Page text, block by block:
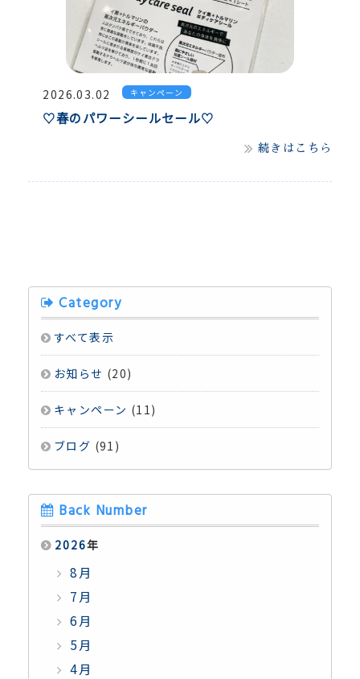
2026.03.02 キャンペーン
♡春のパワーシールセール♡
続きはこちら
Category
すべて表示
お知らせ (20)
キャンペーン (11)
ブログ (91)
Back Number
2026年
8月
7月
6月
5月
4月